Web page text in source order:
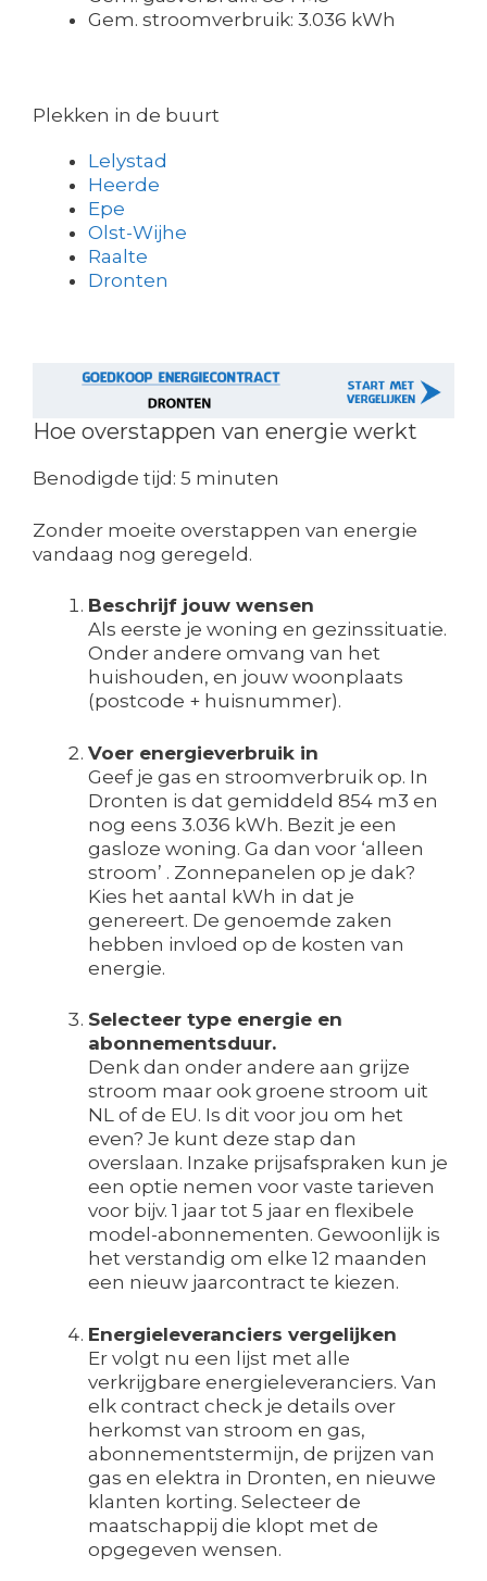
Gem. stroomverbruik: 3.036 kWh
Plekken in de buurt
Lelystad
Heerde
Epe
Olst-Wijhe
Raalte
Dronten
Hoe overstappen van energie werkt
Benodigde tijd: 5 minuten
Zonder moeite overstappen van energie
vandaag nog geregeld.
Beschrijf jouw wensen
Als eerste je woning en gezinssituatie.
Onder andere omvang van het
huishouden, en jouw woonplaats
(postcode + huisnummer).
Voer energieverbruik in
Geef je gas en stroomverbruik op. In
Dronten is dat gemiddeld 854 m3 en
nog eens 3.036 kWh. Bezit je een
gasloze woning. Ga dan voor ‘alleen
stroom’ . Zonnepanelen op je dak?
Kies het aantal kWh in dat je
genereert. De genoemde zaken
hebben invloed op de kosten van
energie.
Selecteer type energie en
abonnementsduur.
Denk dan onder andere aan grijze
stroom maar ook groene stroom uit
NL of de EU. Is dit voor jou om het
even? Je kunt deze stap dan
overslaan. Inzake prijsafspraken kun je
een optie nemen voor vaste tarieven
voor bijv. 1 jaar tot 5 jaar en flexibele
model-abonnementen. Gewoonlijk is
het verstandig om elke 12 maanden
een nieuw jaarcontract te kiezen.
Energieleveranciers vergelijken
Er volgt nu een lijst met alle
verkrijgbare energieleveranciers. Van
elk contract check je details over
herkomst van stroom en gas,
abonnementstermijn, de prijzen van
gas en elektra in Dronten, en nieuwe
klanten korting. Selecteer de
maatschappij die klopt met de
opgegeven wensen.